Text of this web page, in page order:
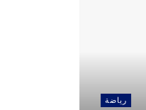
رياضة